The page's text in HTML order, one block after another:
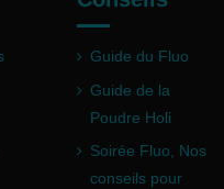
Guide du Fluo
Guide de la
Poudre Holi
Soirée Fluo, Nos
conseils pour